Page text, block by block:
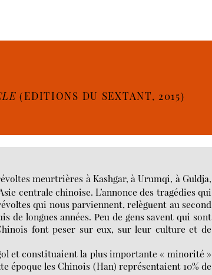
(EDITIONS DU SEXTANT, 2015)
meurtrières à Kashgar, à Urumqi, à Guldja,
centrale chinoise. L’annonce des tragédies qui
qui nous parviennent, relèguent au second
de longues années. Peu de gens savent qui sont
font peser sur eux, sur leur culture et de
et constituaient la plus importante « minorité »
époque les Chinois (Han) représentaient 10% de